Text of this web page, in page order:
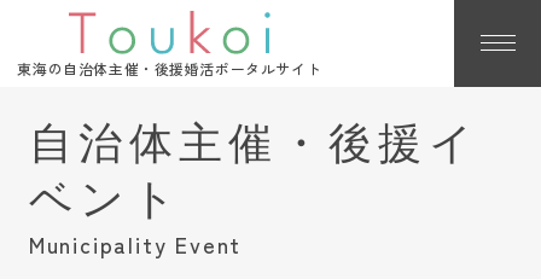
東海の自治体主催・後援婚活ポータルサイト
Municipality Event